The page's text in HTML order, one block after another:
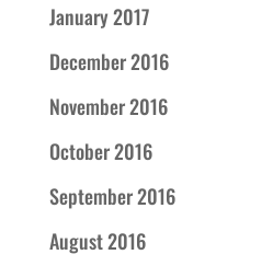
January 2017
December 2016
November 2016
October 2016
September 2016
August 2016